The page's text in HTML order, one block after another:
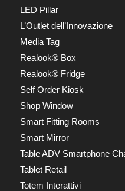
LED Pillar
L’Outlet dell’Innovazione
Media Tag
Realook® Box
Realook® Fridge
Self Order Kiosk
Shop Window
Smart Fitting Rooms
Smart Mirror
Table ADV Smartphone
Tablet Retail
Totem Interattivi